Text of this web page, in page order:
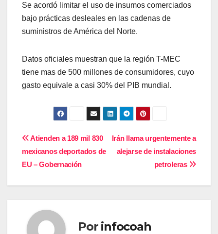
Se acordó limitar el uso de insumos comerciados
bajo prácticas desleales en las cadenas de
suministros de América del Norte.
Datos oficiales muestran que la región T-MEC
tiene mas de 500 millones de consumidores, cuyo
gasto equivale a casi 30% del PIB mundial.
Navegación
de
entradas
Irán llama urgentemente a
alejarse de instalaciones
petroleras
Atienden a 189 mil 830
mexicanos deportados de
EU – Gobernación
Por infocoah